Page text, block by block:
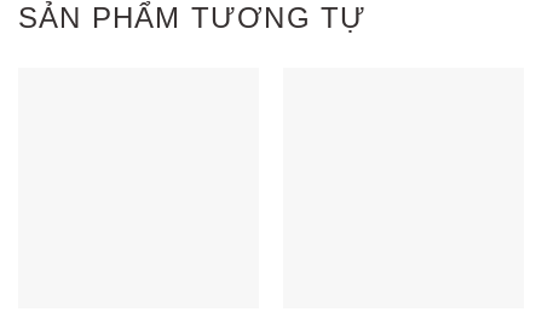
SẢN PHẨM TƯƠNG TỰ